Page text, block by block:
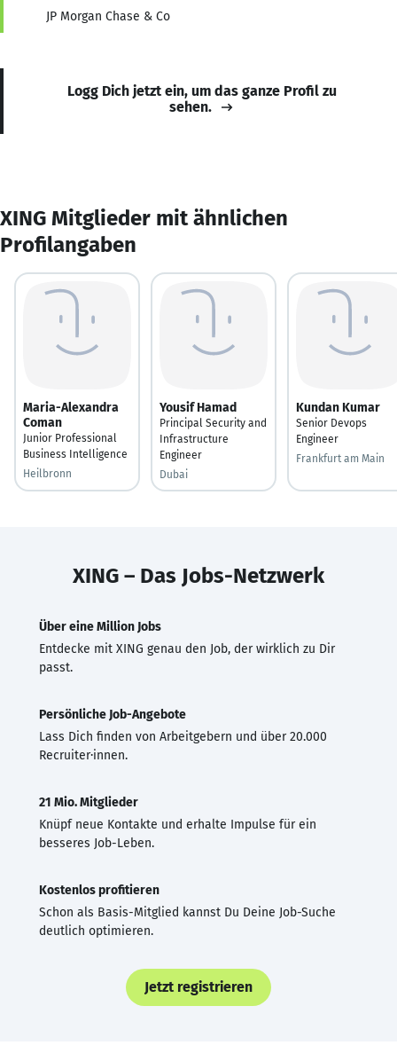
JP Morgan Chase & Co
Logg Dich jetzt ein, um das ganze Profil zu
sehen.
XING Mitglieder mit ähnlichen
Profilangaben
Maria-Alexandra
Coman
Junior Professional
Business Intelligence
Heilbronn
Yousif Hamad
Principal Security and
Infrastructure
Engineer
Dubai
Kundan Kumar
Senior Devops
Engineer
Frankfurt am Main
XING – Das Jobs-Netzwerk
Über eine Million Jobs
Entdecke mit XING genau den Job, der wirklich zu Dir
passt.
Persönliche Job-Angebote
Lass Dich finden von Arbeitgebern und über 20.000
Recruiter·innen.
21 Mio. Mitglieder
Knüpf neue Kontakte und erhalte Impulse für ein
besseres Job-Leben.
Kostenlos profitieren
Schon als Basis-Mitglied kannst Du Deine Job-Suche
deutlich optimieren.
Jetzt registrieren